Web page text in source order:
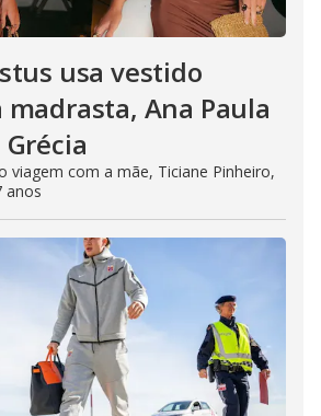
usa vestido
Ana Paula
viagem com a mãe, Ticiane Pinheiro,
anos